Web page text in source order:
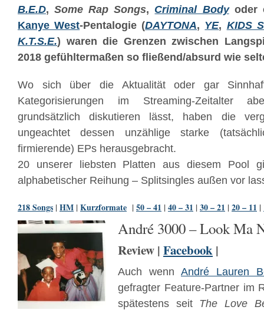
B.E.D,Some Rap Songs, Criminal Bodyoder
Kanye West-Pentalogie (DAYTONA, YE, KIDS
K.T.S.E.) waren die Grenzen zwischen
2018 gefühltermaßen so fließend/absurd wie
Wo sich über die Aktualität oder gar
Kategorisierungen im Streaming-Zeitalter
grundsätzlich diskutieren lässt, haben die
ungeachtet dessen unzählige starke
firmierende) EPs herausgebracht.
20 unserer liebsten Platten aus diesem Pool
alphabetischer Reihung – Splitsingles außen vor
218 Songs |HM |Kurzformate |50 – 41 |40 – 31 |30 – 21 |20 – 11 |
André 3000 – Look Ma
Review | Facebook |
Auch wenn André Lauren
gefragter Feature-Partner im
spätestens seit The Love